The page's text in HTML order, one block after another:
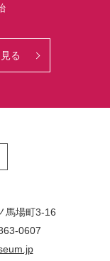
る
馬場町3-16
0607